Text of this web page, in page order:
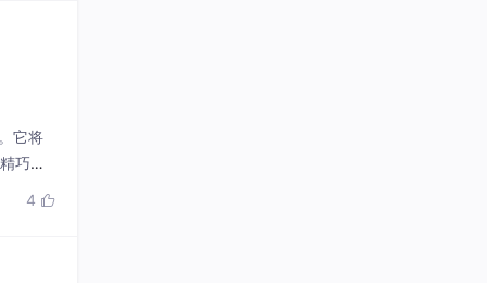
它将
巧，
4 